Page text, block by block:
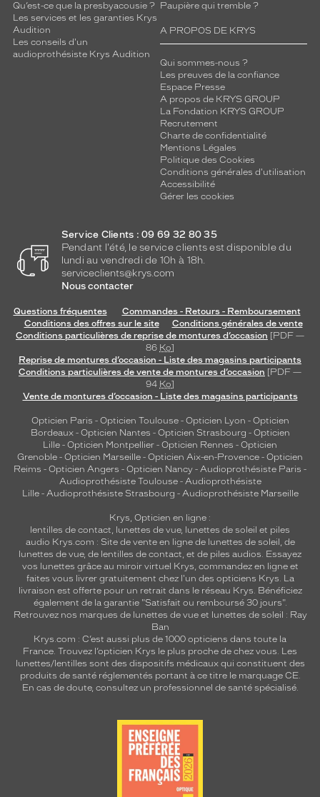
Qu’est-ce que la presbyacousie ?
Les services et les garanties Krys
Audition
Les conseils d'un
audioprothésiste Krys Audition
Paupière qui tremble ?
A PROPOS DE KRYS
Qui sommes-nous ?
Les preuves de la confiance
Espace Presse
A propos de KRYS GROUP
La Fondation KRYS GROUP
Recrutement
Charte de confidentialité
Mentions Légales
Politique des Cookies
Conditions générales d'utilisation
Accessibilité
Gérer les cookies
Service Clients : 09 69 32 80 35
Pendant l'été, le service clients est disponible du
lundi au vendredi de 10h à 18h.
serviceclients@krys.com
Nous contacter
Questions fréquentes
Commandes - Retours - Remboursement
Conditions des offres sur le site
Conditions générales de vente
Conditions particulières de reprise de montures d’occasion [PDF —
86 Ko]
Reprise de montures d’occasion - Liste des magasins participants
Conditions particulières de vente de montures d’occasion [PDF —
94 Ko]
Vente de montures d’occasion - Liste des magasins participants
Opticien Paris - Opticien Toulouse- Opticien Lyon - Opticien
Bordeaux- Opticien Nantes - Opticien Strasbourg - Opticien
Lille - Opticien Montpellier - Opticien Rennes - Opticien
Grenoble - Opticien Marseille - Opticien Aix-en-Provence - Opticien
Reims - Opticien Angers - Opticien Nancy - Audioprothésiste Paris -
Audioprothésiste Toulouse- Audioprothésiste
Lille- Audioprothésiste Strasbourg - Audioprothésiste Marseille
Krys, Opticien en ligne :
lentilles de contact, lunettes de vue, lunettes de soleil et piles
audio Krys.com : Site de vente en ligne de lunettes de soleil, de
lunettes de vue, de lentilles de contact, et de piles audios. Essayez
vos lunettes grâce au miroir virtuel Krys, commandez en ligne et
faites vous livrer gratuitement chez l'un des opticiens Krys. La
livraison est offerte pour un retrait dans le réseau Krys. Bénéficiez
également de la garantie "Satisfait ou remboursé 30 jours".
Retrouvez nos marques de lunettes de vue et lunettes de soleil : Ray
Ban
Krys.com : C’est aussi plus de 1000 opticiens dans toute la
France. Trouvez l’opticien Krys le plus proche de chez vous. Les
lunettes/lentilles sont des dispositifs médicaux qui constituent des
produits de santé réglementés portant à ce titre le marquage CE.
En cas de doute, consultez un professionnel de santé spécialisé.